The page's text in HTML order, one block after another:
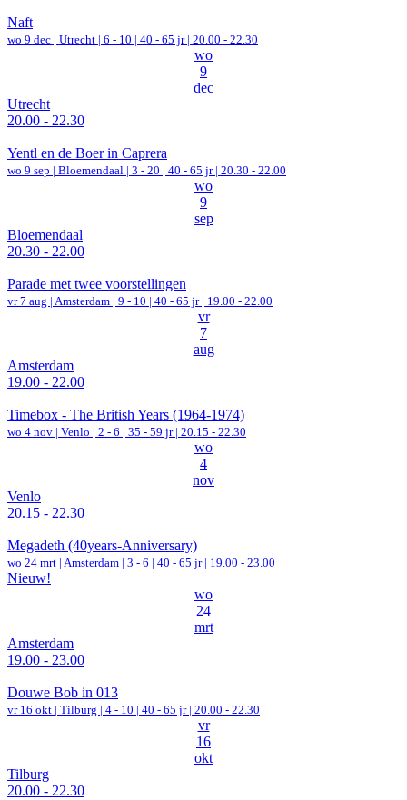
Naft
wo 9 dec | Utrecht | 6 - 10 | 40 - 65 jr | 20.00 - 22.30
wo
9
dec
Utrecht
20.00 - 22.30
Yentl en de Boer in Caprera
wo 9 sep | Bloemendaal | 3 - 20 | 40 - 65 jr | 20.30 - 22.00
wo
9
sep
Bloemendaal
20.30 - 22.00
Parade met twee voorstellingen
vr 7 aug | Amsterdam | 9 - 10 | 40 - 65 jr | 19.00 - 22.00
vr
7
aug
Amsterdam
19.00 - 22.00
Timebox - The British Years (1964-1974)
wo 4 nov | Venlo | 2 - 6 | 35 - 59 jr | 20.15 - 22.30
wo
4
nov
Venlo
20.15 - 22.30
Megadeth (40years-Anniversary)
wo 24 mrt | Amsterdam | 3 - 6 | 40 - 65 jr | 19.00 - 23.00
Nieuw!
wo
24
mrt
Amsterdam
19.00 - 23.00
Douwe Bob in 013
vr 16 okt | Tilburg | 4 - 10 | 40 - 65 jr | 20.00 - 22.30
vr
16
okt
Tilburg
20.00 - 22.30